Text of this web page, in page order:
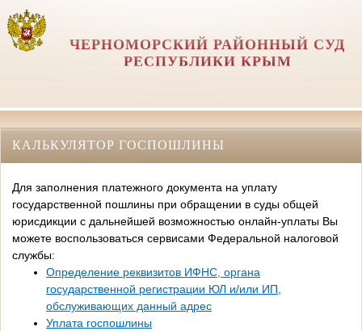
ЧЕРНОМОРСКИЙ РАЙОННЫЙ СУД
РЕСПУБЛИКИ КРЫМ
КАЛЬКУЛЯТОР ГОСПОШЛИНЫ
Для заполнения платежного документа на уплату
государственной пошлины при обращении в суды общей
юрисдикции с дальнейшей возможностью онлайн-уплаты Вы
можете воспользоваться сервисами Федеральной налоговой
службы:
Определение реквизитов ИФНС, органа
государственной регистрации ЮЛ и/или ИП,
обслуживающих данный адрес
Уплата госпошлины